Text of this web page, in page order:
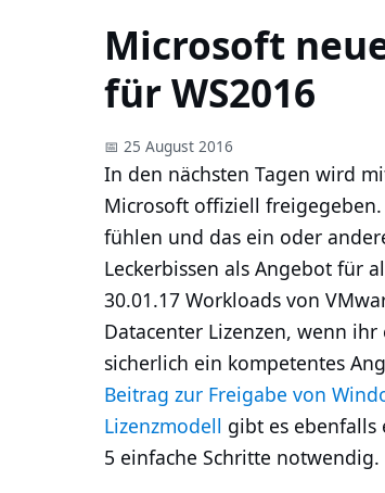
Microsoft
für WS2016
📅 25 August 2016
In den nächsten Tagen wird
Microsoft offiziell
fühlen und das ein oder
Leckerbissen als Angebot für
30.01.17 Workloads von
Datacenter Lizenzen, wenn
sicherlich ein kompetentes
Beitrag zur Freigabe von
Lizenzmodell gibt es
5 einfache Schritte notwendig.